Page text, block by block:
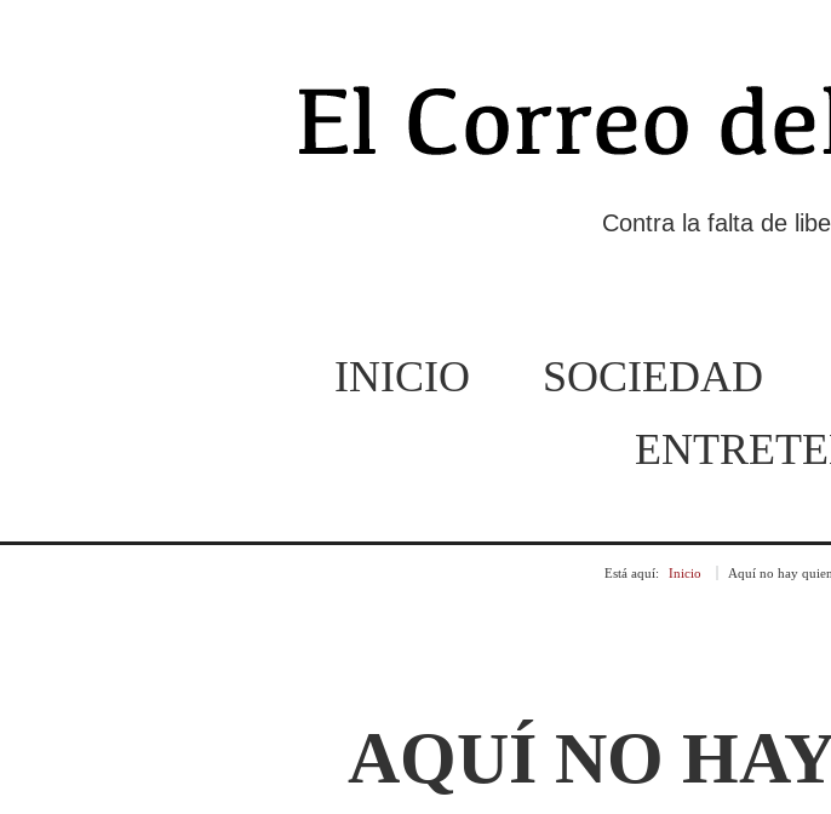
Contra la falta de
INICIO SOCIEDAD
Está aquí: Inicio Aquí no hay
AQUÍ NO